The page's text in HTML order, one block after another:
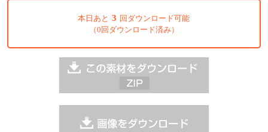
本日あと 3 回ダウンロード可能
（0回ダウンロード済み）